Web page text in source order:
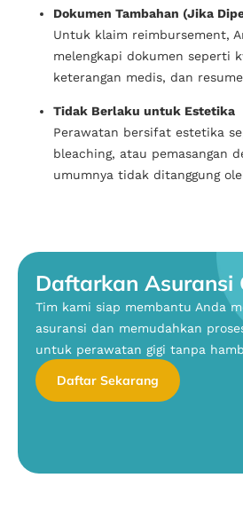
Dokumen Tambahan (Jika
Untuk klaim reimbursement,
melengkapi dokumen seperti
keterangan medis, dan
Tidak Berlaku untuk Estetika
Perawatan bersifat estetika
bleaching, atau pemasangan
umumnya tidak ditanggung
Daftarkan Asuransi
Tim kami siap membantu Anda
asuransi dan memudahkan
untuk perawatan gigi tanpa
Daftar Sekarang